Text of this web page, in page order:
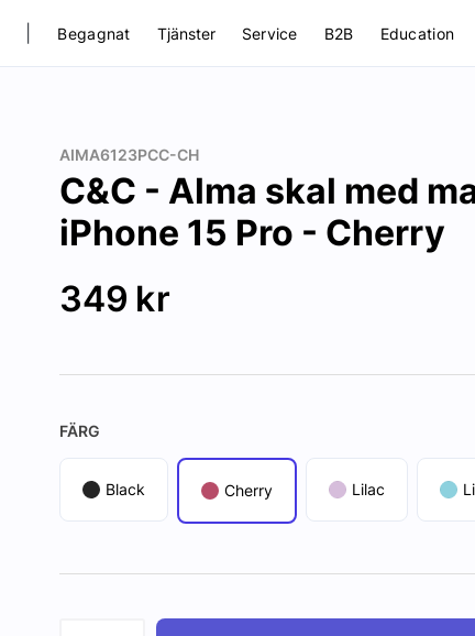
Begagnat Tjänster Service B2B Education
AIMA6123PCC-CH
C&C - Alma skal med
iPhone 15 Pro - Cherry
349 kr
FÄRG
Black Cherry Lilac